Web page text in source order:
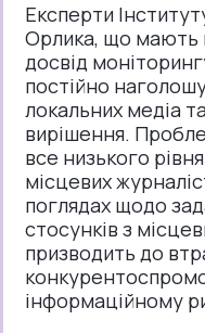
Експерти
Орлика, що мають
досвід
постійно
локальних медіа
вирішення.
все низького
місцевих
поглядах щодо
стосунків з
призводить до
інформаційному